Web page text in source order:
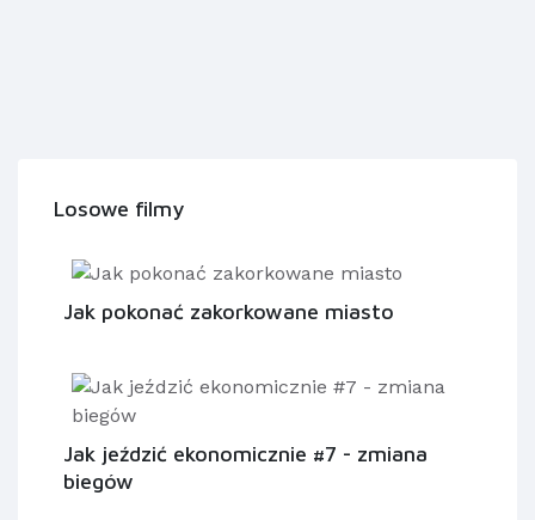
Losowe filmy
Jak pokonać zakorkowane miasto
Jak jeździć ekonomicznie #7 - zmiana
biegów